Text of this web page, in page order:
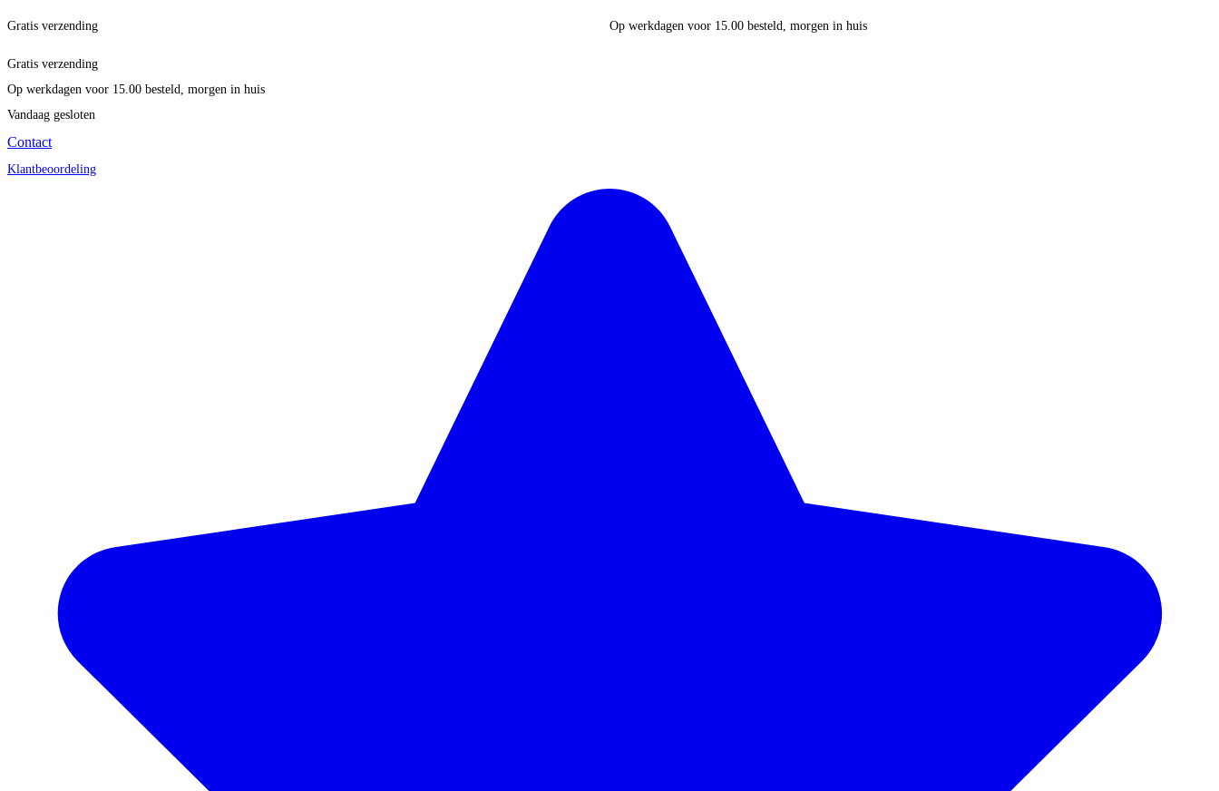
Gratis verzending Op werkdagen voor 15.00 besteld, morgen in huis
Gratis verzending
Op werkdagen voor 15.00 besteld, morgen in huis
Vandaag gesloten
Contact
Klantbeoordeling